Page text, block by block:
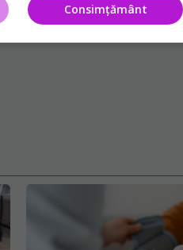
cu lucrătorii de sex
Consimțământ